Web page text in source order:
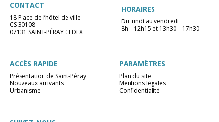
CONTACT
18 Place de l’hôtel de ville
CS 30108
07131 SAINT-PÉRAY CEDEX
HORAIRES
Du lundi au vendredi
8h – 12h15 et 13h30 – 17h30
ACCÈS RAPIDE
Présentation de Saint-Péray
Nouveaux arrivants
Urbanisme
PARAMÈTRES
Plan du site
Mentions légales
Confidentialité